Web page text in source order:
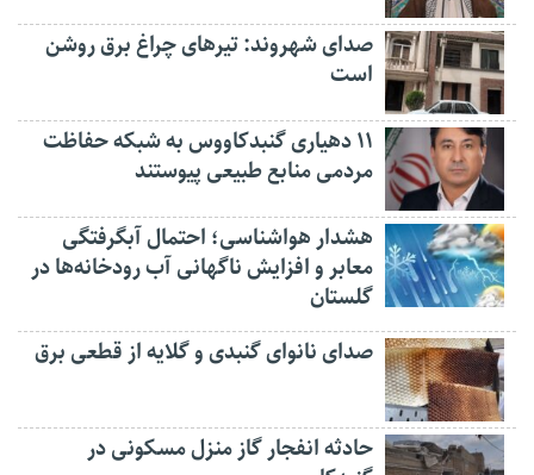
صدای شهروند: تیرهای چراغ برق روشن
است
۱۱ دهیاری گنبدکاووس به شبکه حفاظت
مردمی منابع طبیعی پیوستند
هشدار هواشناسی؛ احتمال آبگرفتگی
معابر و افزایش ناگهانی آب رودخانه‌ها در
گلستان
صدای نانوای گنبدی و گلایه از قطعی برق
حادثه انفجار گاز منزل مسکونی در